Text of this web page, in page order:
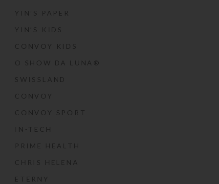
YIN’S PAPER
YIN’S KIDS
CONVOY KIDS
O SHOW DA LUNA®
SWISSLAND
CONVOY
CONVOY SPORT
IN-TECH
PRIME HEALTH
CHRIS HELENA
ETERNY